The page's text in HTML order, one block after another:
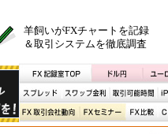
羊飼いがFXチャートを記録
＆取引システムを徹底調査